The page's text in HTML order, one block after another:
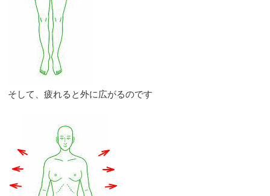
そして、疲れると外に広がるのです